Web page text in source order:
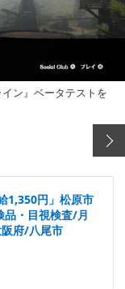
ン』ベータテストを
1,350円」松原市
品・目視検査/月
府/八尾市